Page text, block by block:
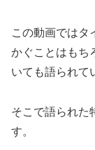
この動画ではタ
かぐことはもち
いても語られて
そこで語られた
す。